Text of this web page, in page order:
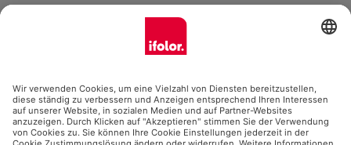
Zahlungsmöglichkeiten
Social Media